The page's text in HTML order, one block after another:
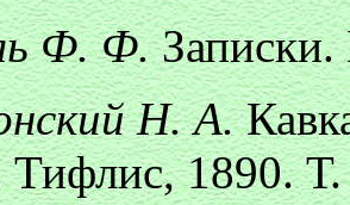
Ф. Ф.
Н. А.
Тифлис, 1890.